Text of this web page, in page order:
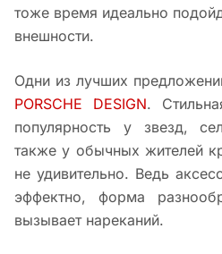
тоже время идеально
внешности.
Одни из лучших
PORSCHE DESIGN.
популярность у звезд,
также у обычных жителей
не удивительно. Ведь
эффектно, форма
вызывает нареканий.